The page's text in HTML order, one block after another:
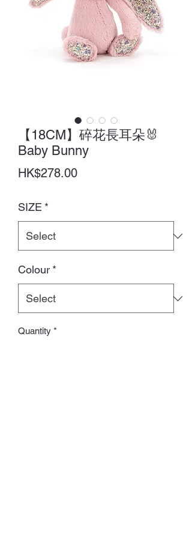
【18CM】碎花長耳朵🐰
Baby Bunny
HK$278.00Price
SIZE *
Colour *
Quantity *